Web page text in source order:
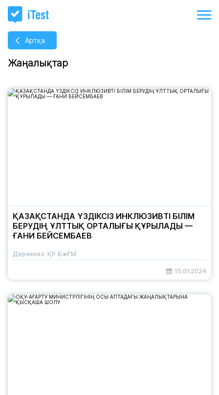
Артқа
Жаңалықтар
ҚАЗАҚСТАНДА ҮЗДІКСІЗ ИНКЛЮЗИВТІ БІЛІМ
БЕРУДІҢ ҰЛТТЫҚ ОРТАЛЫҒЫ ҚҰРЫЛАДЫ —
ҒАНИ БЕЙСЕМБАЕВ
Дереккөз: ҚР БжҒМ
15.01.2024